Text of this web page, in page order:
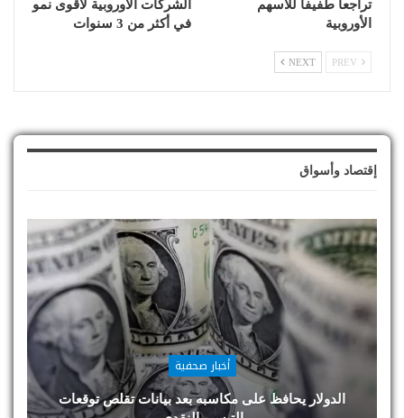
تراجعاً طفيفاً للأسهم
الأوروبية
الشركات الأوروبية لأقوى نمو
في أكثر من 3 سنوات
NEXT
إقتصاد وأسواق
أخبار صحفية
الدولار يحافظ على مكاسبه بعد بيانات تقلص توقعات